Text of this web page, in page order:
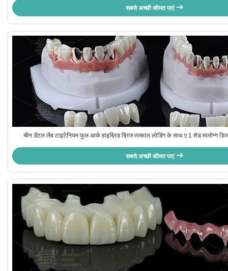
सबसे अच्छी कीमत पाएं
चीन डेंटल लैब टाइटेनियम फुल आर्क हाइब्रिड ब्रिज तत्काल लोडिंग के साथ ए 1 शेड मालोन्ग
सबसे अच्छी कीमत पाएं